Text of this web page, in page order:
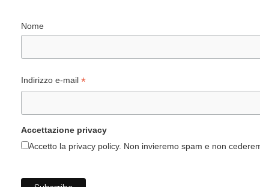
Nome
Indirizzo e-mail *
Accettazione privacy
Accetto la privacy policy. Non invieremo spam e non